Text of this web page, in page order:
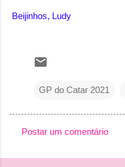
Beijinhos, Ludy
GP do Catar 2021
o
Postar um comentário